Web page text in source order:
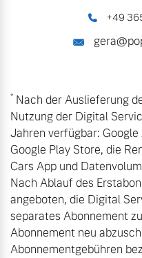
+49
* Nach der Auslieferung
Nutzung der Digital
Jahren verfügbar:
Google Play Store, die
Cars App und
Nach Ablauf des
angeboten, die Digital
separates Abonnement
Abonnement neu
Abonnementgebühren